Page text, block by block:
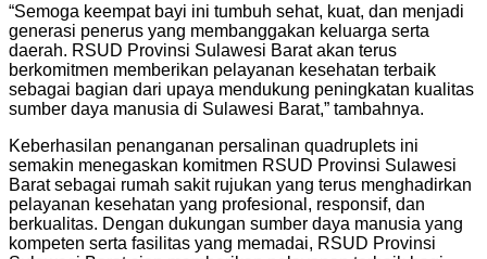
“Semoga keempat bayi ini tumbuh sehat, kuat, dan menjadi
generasi penerus yang membanggakan keluarga serta
daerah. RSUD Provinsi Sulawesi Barat akan terus
berkomitmen memberikan pelayanan kesehatan terbaik
sebagai bagian dari upaya mendukung peningkatan kualitas
sumber daya manusia di Sulawesi Barat,” tambahnya.
Keberhasilan penanganan persalinan quadruplets ini
semakin menegaskan komitmen RSUD Provinsi Sulawesi
Barat sebagai rumah sakit rujukan yang terus menghadirkan
pelayanan kesehatan yang profesional, responsif, dan
berkualitas. Dengan dukungan sumber daya manusia yang
kompeten serta fasilitas yang memadai, RSUD Provinsi